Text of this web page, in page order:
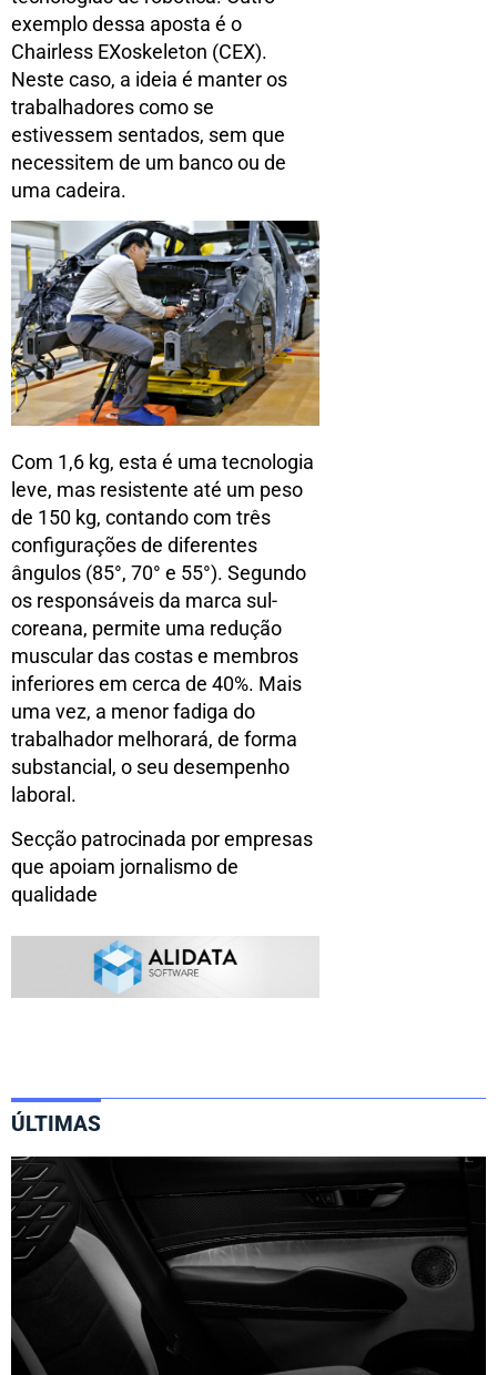
exemplo dessa aposta é o
Chairless EXoskeleton (CEX).
Neste caso, a ideia é manter os
trabalhadores como se
estivessem sentados, sem que
necessitem de um banco ou de
uma cadeira.
Com 1,6 kg, esta é uma tecnologia
leve, mas resistente até um peso
de 150 kg, contando com três
configurações de diferentes
ângulos (85°, 70° e 55°). Segundo
os responsáveis da marca sul-
coreana, permite uma redução
muscular das costas e membros
inferiores em cerca de 40%. Mais
uma vez, a menor fadiga do
trabalhador melhorará, de forma
substancial, o seu desempenho
laboral.
Secção patrocinada por empresas
que apoiam jornalismo de
qualidade
ÚLTIMAS